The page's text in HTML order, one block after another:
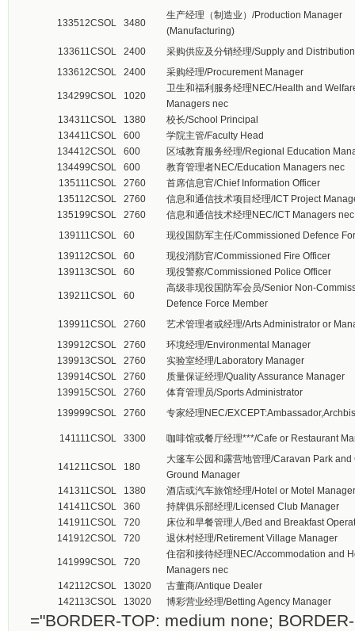
133512CSOL 3480
生产经理（制造业）/Production Manager
(Manufacturing)
133611CSOL 2400
采购供应及分销经理/Supply and
133612CSOL 2400 采购经理/Procurement Manager
134299CSOL 1020
卫生和福利服务经理NEC/Health and
Managers nec
134311CSOL 1380
校长/School Principal
134411CSOL 600
学院主管/Faculty Head
134412CSOL 600
区域教育服务经理/Regional Education
134499CSOL 600
教育管理者NEC/Education Managers nec
135111CSOL 2760
首席信息官/Chief Information Officer
135112CSOL 2760
信息和通信技术项目经理/ICT Project
135199CSOL 2760
信息和通信技术经理NEC/ICT Managers nec
139111CSOL 60
现役国防军主任/Commissioned Defence
139112CSOL 60
现役消防官/Commissioned Fire Officer
139113CSOL 60 现役警察/Commissioned Police Officer
139211CSOL 60
高级非现役国防军会员/Senior Non-
Defence Force Member
139911CSOL 2760
艺术管理者或经理/Arts Administrator or
139912CSOL 2760
环境经理/Environmental Manager
139913CSOL 2760
实验室经理/Laboratory Manager
139914CSOL 2760
质量保证经理/Quality Assurance Manager
139915CSOL 2760
体育管理员/Sports Administrator
139999CSOL 2760 专家经理NEC/
141111CSOL 3300 咖啡馆或餐厅经理***/Cafe or Restaurant
141211CSOL 180
大篷车公园和露营地管理/Caravan Park
Ground Manager
141311CSOL 1380
酒店或汽车旅馆经理/Hotel or Motel Manager
141411CSOL 360
持牌俱乐部经理/Licensed Club Manager
141911CSOL 720
床位和早餐管理人/Bed and Breakfast
141912CSOL 720 退休村经理/Retirement Village Manager
141999CSOL 720
住宿和接待经理NEC/Accommodation and
Managers nec
142112CSOL 13020
古董商/Antique Dealer
142113CSOL 13020 博彩营业经理/Betting Agency Manager
="BORDER-TOP: medium none;